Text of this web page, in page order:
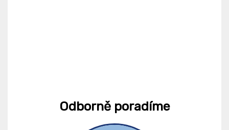
Odborně poradíme